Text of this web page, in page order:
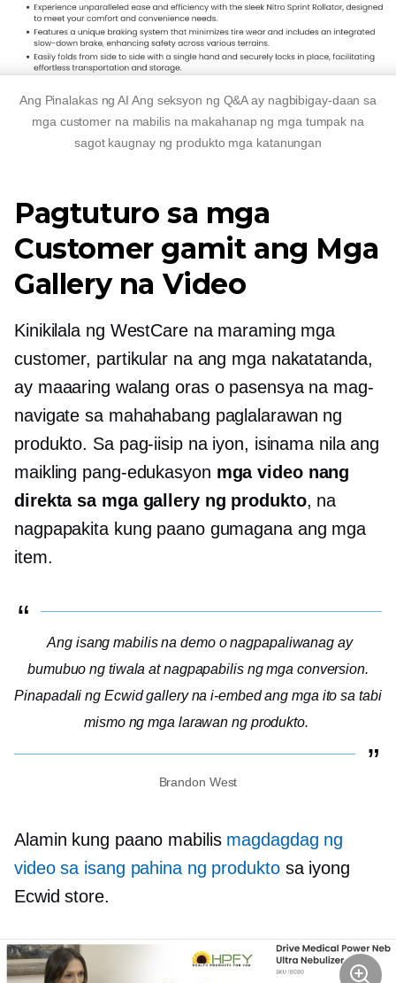
Ang Pinalakas ng AI Ang seksyon ng Q&A ay nagbibigay-daan sa
mga customer na mabilis na makahanap ng mga tumpak na
sagot kaugnay ng produkto mga katanungan
Pagtuturo sa mga
Customer gamit ang Mga
Gallery na Video
Kinikilala ng WestCare na maraming mga
customer, partikular na ang mga nakatatanda,
ay maaaring walang oras o pasensya na mag-
navigate sa mahahabang paglalarawan ng
produkto. Sa pag-iisip na iyon, isinama nila ang
maikling pang-edukasyon mga video nang
direkta sa mga gallery ng produkto, na
nagpapakita kung paano gumagana ang mga
item.
Ang isang mabilis na demo o nagpapaliwanag ay
bumubuo ng tiwala at nagpapabilis ng mga conversion.
Pinapadali ng Ecwid gallery na i-embed ang mga ito sa tabi
mismo ng mga larawan ng produkto.
Brandon West
Alamin kung paano mabilis magdagdag ng
video sa isang pahina ng produktosa iyong
Ecwid store.